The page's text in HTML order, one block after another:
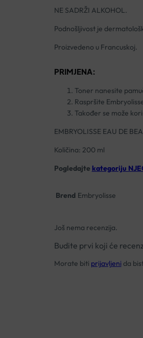
NE SADRŽI ALKOHOL.
Podnošljivost je
Proizvedeno u Francuskoj.
PRIMJENA:
Toner nanesite
Raspršite
Također se može
EMBRYOLISSE EAU DE
Količina: 200 ml
Pogledajte kategoriju
Brend Embryolisse
Još nema recenzija.
Budite prvi koji će
Morate biti prijavljeni da